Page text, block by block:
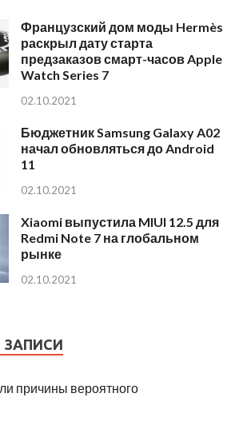
Французский дом моды Hermès
раскрыл дату старта
предзаказов смарт-часов Apple
Watch Series 7
02.10.2021
Бюджетник Samsung Galaxy A02
начал обновляться до Android
11
02.10.2021
Xiaomi выпустила MIUI 12.5 для
Redmi Note 7 на глобальном
рынке
02.10.2021
причины вероятного